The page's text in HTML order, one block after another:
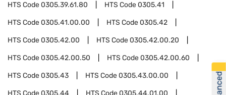
HTS Code0305.39.61.80 HTS Code0305.41
HTS Code0305.41.00.00 HTS Code0305.42
HTS Code0305.42.00 HTS Code0305.42.00.20
HTS Code0305.42.00.50 HTS Code0305.42.00.60
HTS Code0305.43 HTS Code0305.43.00.00
HTS Code0305.44 HTS Code0305.44.01.00